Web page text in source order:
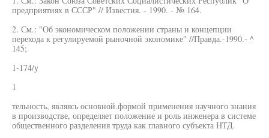
предприятиях в СССР" // Известия. - 1990. - № 164.
2. См.: "Об экономическом положении страны и концепции
перехода к регулируемой рыночной экономике" //Правда.-1990.- ^
145;
1-174/у
1
тельность, являясь основной.формой применения научного знания
в производстве, определяет положение и роль инженера в системе
общественного разделения труда как главного субъекта НТД.